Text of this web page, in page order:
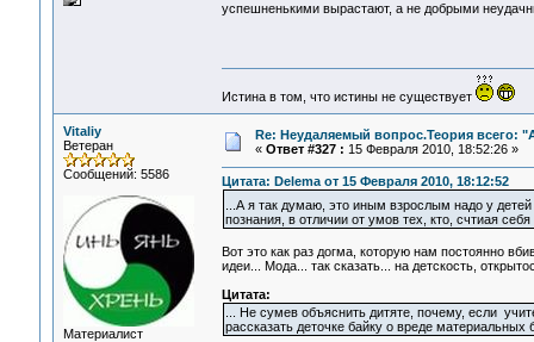
успешненькими вырастают, а не добрыми
Истина в том, что истины не существует
Vitaliy
Ветеран
Сообщений: 5586
Материалист
Re: Неудаляемый вопрос.Теория всего:
« Ответ #327 : 15 Февраля 2010, 18:52:26 »
Цитата: Delema от 15 Февраля 2010, 18:12:52
...А я так думаю, это иным взрослым надо у
познания, в отличии от умов тех, кто, счтиая
Вот это как раз догма, которую нам постоянно
идеи... Мода... так сказать... на детскость,
Цитата:
... Не сумев объяснить дитяте, почему, если
рассказать деточке байку о вреде материальных